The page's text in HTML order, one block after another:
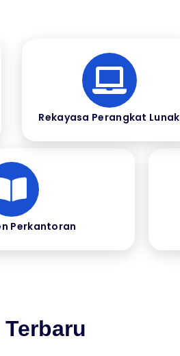
Rekayasa Perangkat Lunak
Perkantoran